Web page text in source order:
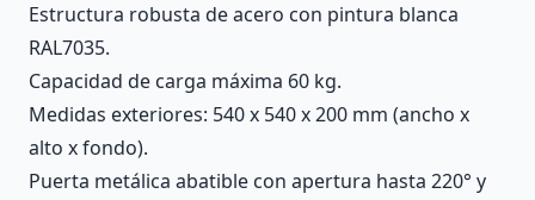
Estructura robusta de acero con pintura blanca
RAL7035.
Capacidad de carga máxima 60 kg.
Medidas exteriores: 540 x 540 x 200 mm (ancho x
alto x fondo).
Puerta metálica abatible con apertura hasta 220° y